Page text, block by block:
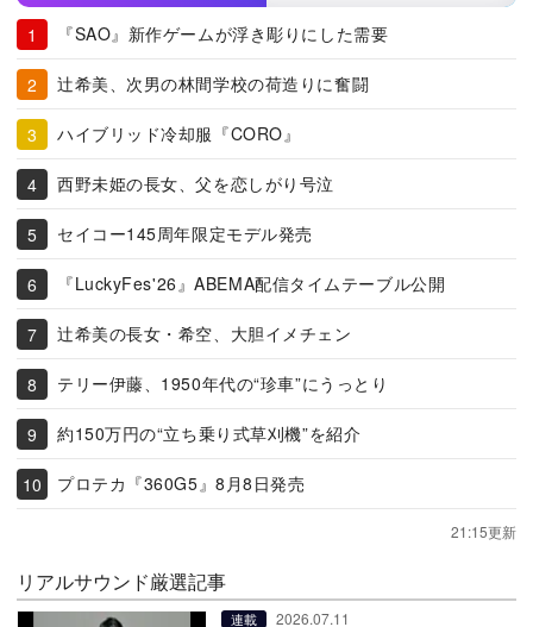
『SAO』新作ゲームが浮き彫りにした需要
辻希美、次男の林間学校の荷造りに奮闘
ハイブリッド冷却服『CORO』
西野未姫の長女、父を恋しがり号泣
セイコー145周年限定モデル発売
『LuckyFes'26』ABEMA配信タイムテーブル公開
辻希美の長女・希空、大胆イメチェン
テリー伊藤、1950年代の“珍車”にうっとり
約150万円の“立ち乗り式草刈機”を紹介
プロテカ『360G5』8月8日発売
21:15更新
リアルサウンド厳選記事
連載 2026.07.11